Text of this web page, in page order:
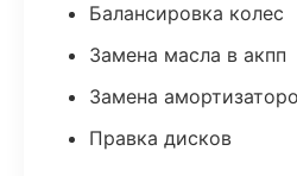
Балансировка колес
Замена масла в акпп
Замена
Правка дисков